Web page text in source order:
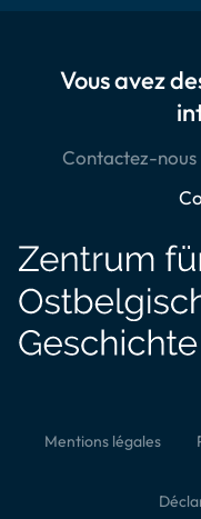
Vous avez
Contactez-
Mentions légales